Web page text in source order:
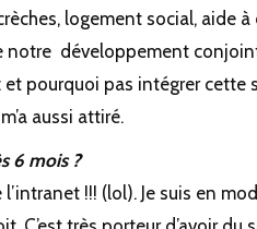
logement social, aide
notre développement
pourquoi pas intégrer cette
aussi attiré.
6 mois ?
l’intranet !!! (lol). Je suis en